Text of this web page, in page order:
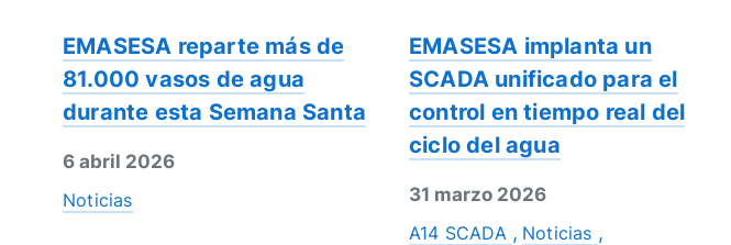
EMASESA reparte más de
81.000 vasos de agua
durante esta Semana Santa
6 abril 2026
Noticias
EMASESA implanta un
SCADA unificado para el
control en tiempo real del
ciclo del agua
31 marzo 2026
A14 SCADA
Noticias